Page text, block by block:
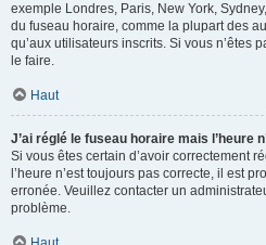
exemple Londres, Paris, New York,
du fuseau horaire, comme la plupart des
qu’aux utilisateurs inscrits. Si vous n’êtes
le faire.
Haut
J’ai réglé le fuseau horaire mais l’heure
Si vous êtes certain d’avoir correctement
l’heure n’est toujours pas correcte, il est
erronée. Veuillez contacter un
problème.